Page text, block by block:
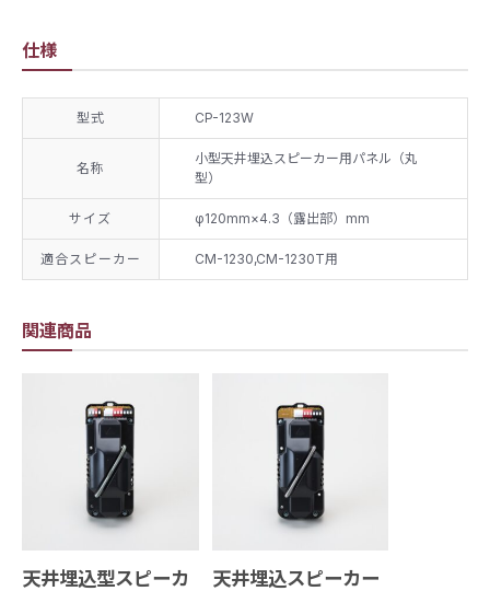
関連商品
天井埋込型スピーカ 天井埋込スピーカー
仕様
型式 CP-123W
名称
小型天井埋込スピーカー用パネル（丸
型）
サイズ φ120mm×4.3（露出部）mm
適合スピーカー CM-1230,CM-1230T用